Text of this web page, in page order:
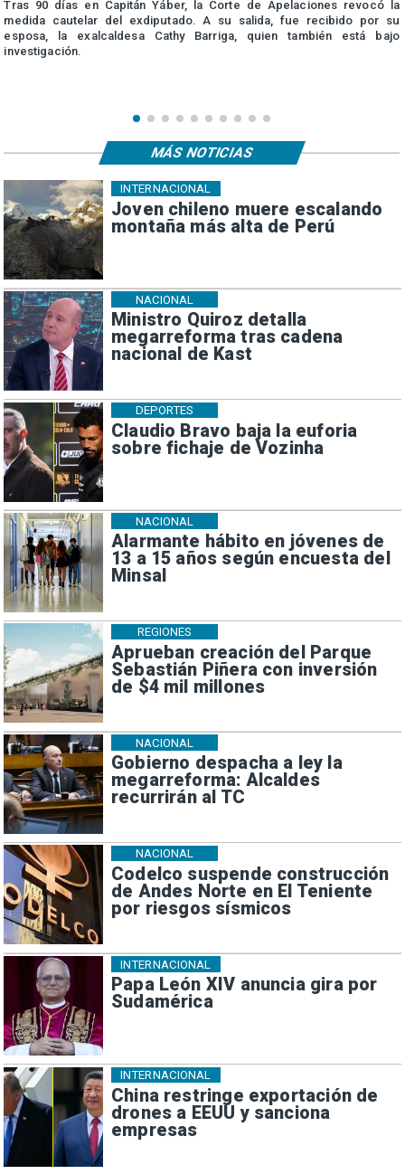
Tras 90 días en Capitán Yáber, la Corte de Apelaciones revocó la
medida cautelar del exdiputado. A su salida, fue recibido por su
esposa, la exalcaldesa Cathy Barriga, quien también está bajo
investigación.
Joven chileno muere escalando
montaña más alta de Perú
INTERNACIONAL
Ministro Quiroz detalla
megarreforma tras cadena
nacional de Kast
NACIONAL
Claudio Bravo baja la euforia
sobre fichaje de Vozinha
DEPORTES
Alarmante hábito en jóvenes de
13 a 15 años según encuesta del
Minsal
NACIONAL
Aprueban creación del Parque
Sebastián Piñera con inversión
de $4 mil millones
REGIONES
Gobierno despacha a ley la
megarreforma: Alcaldes
recurrirán al TC
NACIONAL
Codelco suspende construcción
de Andes Norte en El Teniente
por riesgos sísmicos
NACIONAL
Papa León XIV anuncia gira por
Sudamérica
INTERNACIONAL
China restringe exportación de
drones a EEUU y sanciona
empresas
INTERNACIONAL
MÁS NOTICIAS